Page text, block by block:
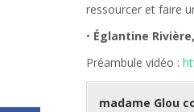
ressourcer et faire
• Églantine Rivière,
Préambule vidéo :
madame Glou